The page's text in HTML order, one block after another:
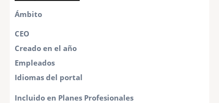
Ámbito
CEO
Creado en el año
Empleados
Idiomas del portal
Incluido en Planes Profesionales